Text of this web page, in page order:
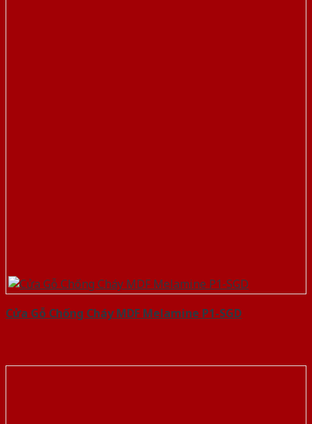
Cửa Gỗ Chống Cháy MDF Melamine P1-SGD